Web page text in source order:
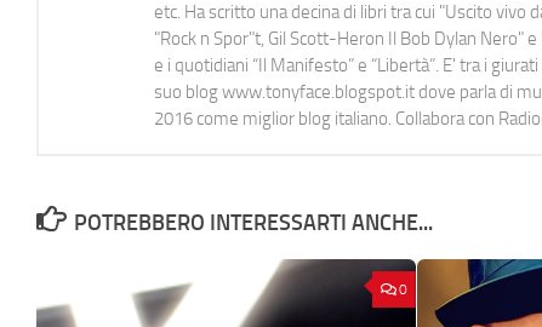
etc. Ha scritto una decina di libri tra cui "Uscito vivo
"Rock n Spor"t, Gil Scott-Heron Il Bob Dylan Nero"
e i quotidiani “Il Manifesto” e “Libertà”. E' tra i
suo blog www.tonyface.blogspot.it dove parla di
2016 come miglior blog italiano. Collabora con
POTREBBERO INTERESSARTI ANCHE...
0